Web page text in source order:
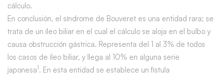
cálculo.
En conclusión, el síndrome de Bouveret es una entidad rara; se
trata de un íleo biliar en el cual el cálculo se aloja en el bulbo y
causa obstrucción gástrica. Representa del 1 al 3% de todos
los casos de íleo biliar, y llega al 10% en alguna serie
japonesa1. En esta entidad se establece un fístula